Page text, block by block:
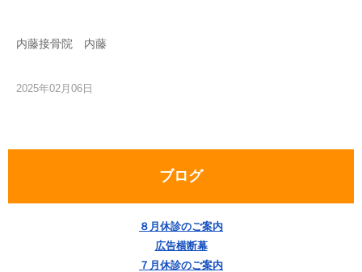
内藤接骨院 内藤
2025年02月06日
ブログ
８月休診のご案内
広告横断幕
７月休診のご案内